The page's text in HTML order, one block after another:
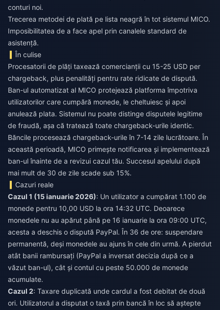
conturi noi.
Trecerea metodei de plată pe lista neagră în tot sistemul MICO.
Imposibilitatea de a face apel prin canalele standard de
asistență.
În culise
Procesatorii de plăți taxează comercianții cu 15-25 USD per
chargeback, plus penalități pentru rate ridicate de dispută.
Ban-ul automatizat al MICO protejează platforma împotriva
utilizatorilor care cumpără monede, le cheltuiesc și apoi
anulează plata. Sistemul nu poate distinge disputele legitime
de fraudă, așa că tratează toate chargeback-urile identic.
Băncile procesează chargeback-urile în 7-14 zile lucrătoare. În
această perioadă, MICO primește notificarea și implementează
ban-ul înainte de a revizui cazul tău. Succesul apelului după
mai mult de 30 de zile scade sub 15%.
Cazuri reale
Cazul 1 (15 ianuarie 2026): Un utilizator a cumpărat 1.100 de
monede pentru 10,00 USD la ora 14:32 UTC. Deoarece
monedele nu au apărut până pe 16 ianuarie la ora 09:00 UTC,
acesta a deschis o dispută PayPal. În 36 de ore: suspendare
permanentă, deși monedele au ajuns în cele din urmă. A pierdut
atât banii rambursați (PayPal a inversat decizia după ce a
văzut ban-ul), cât și contul cu peste 50.000 de monede
acumulate.
Cazul 2: Taxare duplicată unde cardul a fost debitat de două
ori. Utilizatorul a disputat o taxă prin bancă în loc să aștepte